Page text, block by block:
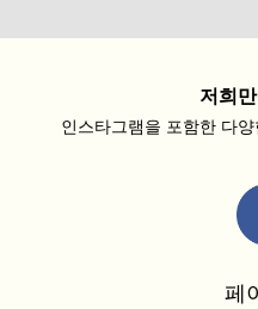
저희
인스타그램을 포함한 다
페